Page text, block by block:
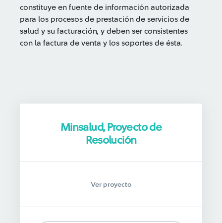
constituye en fuente de información autorizada
para los procesos de prestación de servicios de
salud y su facturación, y deben ser consistentes
con la factura de venta y los soportes de ésta.
Minsalud, Proyecto de
Resolución
Ver proyecto